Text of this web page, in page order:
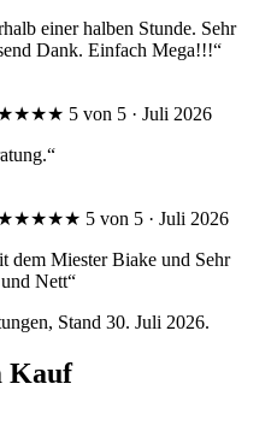
einer halben Stunde. Sehr
Dank. Einfach Mega!!!“
5 von 5 · Juli 2026
5 von 5 · Juli 2026
dem Miester Biake und Sehr
Nett“
Stand 30. Juli 2026.
Kauf